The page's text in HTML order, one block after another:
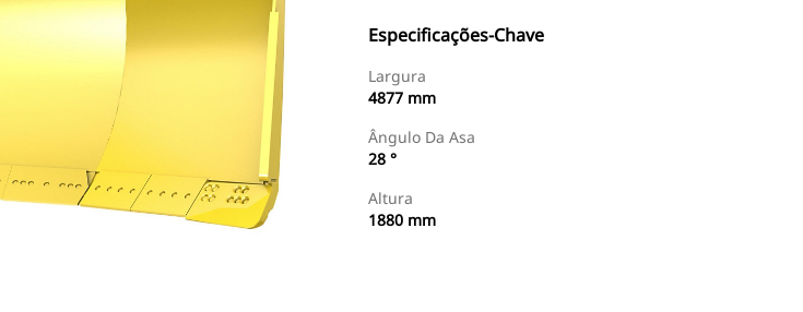
Especificações-Chave
Largura
4877 mm
Ângulo Da Asa
28 °
Altura
1880 mm